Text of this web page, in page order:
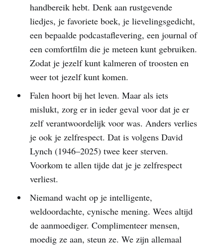
handbereik hebt. Denk aan rustgevende
liedjes, je favoriete boek, je lievelingsgedicht,
een bepaalde podcastaflevering, een journal of
een comfortfilm die je meteen kunt gebruiken.
Zodat je jezelf kunt kalmeren of troosten en
weer tot jezelf kunt komen.
Falen hoort bij het leven. Maar als iets
mislukt, zorg er in ieder geval voor dat je er
zelf verantwoordelijk voor was. Anders verlies
je ook je zelfrespect. Dat is volgens David
Lynch (1946–2025) twee keer sterven.
Voorkom te allen tijde dat je je zelfrespect
verliest.
Niemand wacht op je intelligente,
weldoordachte, cynische mening. Wees altijd
de aanmoediger. Complimenteer mensen,
moedig ze aan, steun ze. We zijn allemaal